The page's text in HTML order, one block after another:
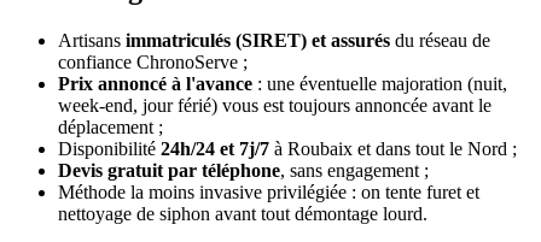
Artisans immatriculés (SIRET) et assurés du réseau de
confiance ChronoServe ;
Prix annoncé à l'avance : une éventuelle majoration (nuit,
week-end, jour férié) vous est toujours annoncée avant le
déplacement ;
Disponibilité 24h/24 et 7j/7 à Roubaix et dans tout le Nord ;
Devis gratuit par téléphone, sans engagement ;
Méthode la moins invasive privilégiée : on tente furet et
nettoyage de siphon avant tout démontage lourd.